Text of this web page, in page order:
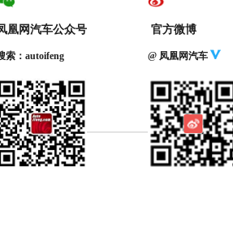
凰网汽车公众号
索：autoifeng
官方微博
@ 凤凰网汽车